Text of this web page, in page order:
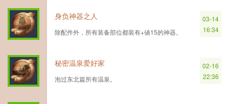
身负神器之人
除配件外，所有装备部位都装有+値15的神器。
03-14
16:34
秘密温泉爱好家
泡过东北篇所有温泉。
02-16
22:36